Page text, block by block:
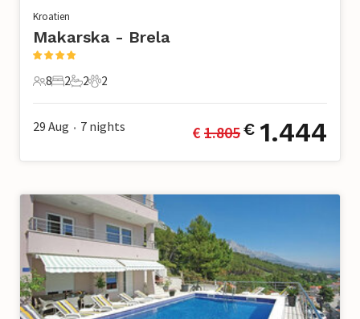
Kroatien
Makarska - Brela
8 Gäste
8
2 Schlafzimmer
2
2 Badezimmer
2
2 Haustiere
2
29 Aug • 7 nights € 1.805€ 1.444